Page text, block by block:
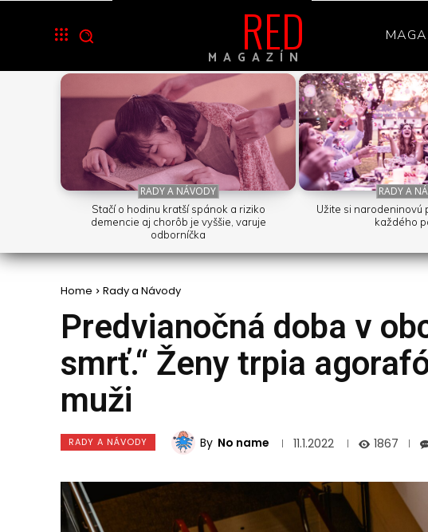
RED
MAGAZÍN
RADY A NÁVODY
Stačí o hodinu kratší spánok a riziko
demencie aj chorôb je vyššie, varuje
odborníčka
RADY A
Užite si narodeninovú
každého
Home Rady a Návody
Predvianočná doba v
smrť.“ Ženy trpia
muži
RADY A NÁVODY By No name 11.1.2022 1867